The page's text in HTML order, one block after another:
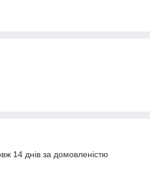
14 днів за домовленістю